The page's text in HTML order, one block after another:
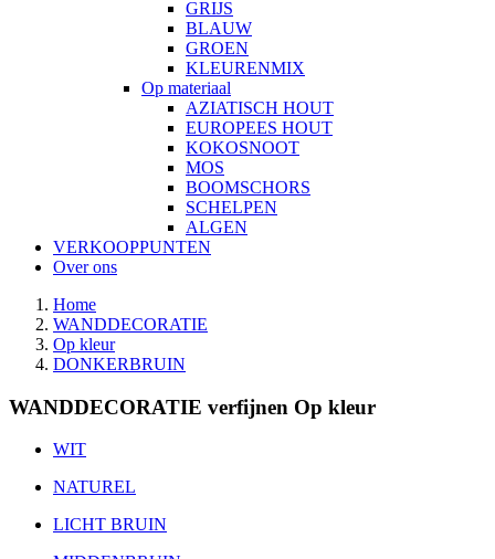
GRIJS
BLAUW
GROEN
KLEURENMIX
Op materiaal
AZIATISCH HOUT
EUROPEES HOUT
KOKOSNOOT
MOS
BOOMSCHORS
SCHELPEN
ALGEN
VERKOOPPUNTEN
Over ons
Home
WANDDECORATIE
Op kleur
DONKERBRUIN
WANDDECORATIE verfijnen Op kleur
WIT
NATUREL
LICHT BRUIN